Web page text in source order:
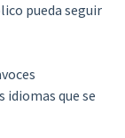
pueda seguir
idiomas que se